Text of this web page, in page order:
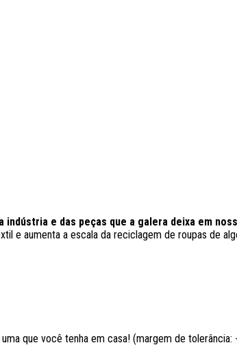
e das peças que a galera deixa em
e aumenta a escala da reciclagem de roupas de
que você tenha em casa! (margem de